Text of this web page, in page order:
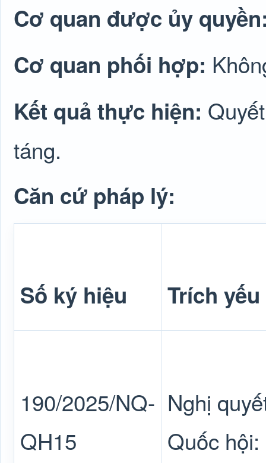
Cơ quan được ủy
Cơ quan phối hợp:
Kết quả thực hiện:
táng.
Căn cứ pháp lý:
Số ký hiệu Trích yếu
190/2025/NQ-
QH15
Nghị
Quốc